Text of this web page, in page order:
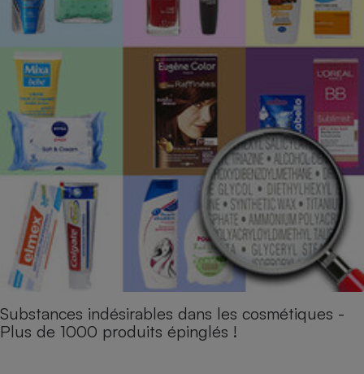
Substances indésirables dans les cosmétiques -
Plus de 1000 produits épinglés !